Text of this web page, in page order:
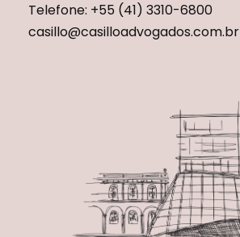
Telefone: +55 (41) 3310-6800
casillo@casilloadvogados.com.br